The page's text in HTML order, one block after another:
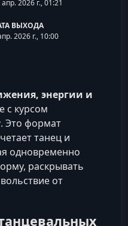
апр. 2026 г., 01:21
ВЫХОДА
2026 г., 10:00
энергии и
с курсом
. Это формат
танец и
одновременно
раскрывать
от